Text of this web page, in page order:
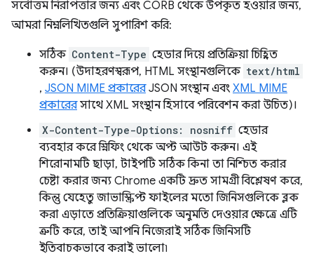
সর্বোত্তম নিরাপত্তার জন্য এবং CORB থেকে উপকৃত হওয়ার জন্য,
আমরা নিম্নলিখিতগুলি সুপারিশ করি:
সঠিক Content-Type হেডার দিয়ে প্রতিক্রিয়া চিহ্নিত
করুন। (উদাহরণস্বরূপ, HTML সংস্থানগুলিকে text/html
, JSON MIME প্রকারেরJSON সংস্থান এবং XML MIME
প্রকারেরসাথে XML সংস্থান হিসাবে পরিবেশন করা উচিত)।
X-Content-Type-Options: nosniff হেডার
ব্যবহার করে স্নিফিং থেকে অপ্ট আউট করুন। এই
শিরোনামটি ছাড়া, টাইপটি সঠিক কিনা তা নিশ্চিত করার
চেষ্টা করার জন্য Chrome একটি দ্রুত সামগ্রী বিশ্লেষণ করে,
কিন্তু যেহেতু জাভাস্ক্রিপ্ট ফাইলের মতো জিনিসগুলিকে ব্লক
করা এড়াতে প্রতিক্রিয়াগুলিকে অনুমতি দেওয়ার ক্ষেত্রে এটি
ত্রুটি করে, তাই আপনি নিজেরাই সঠিক জিনিসটি
ইতিবাচকভাবে করাই ভালো৷